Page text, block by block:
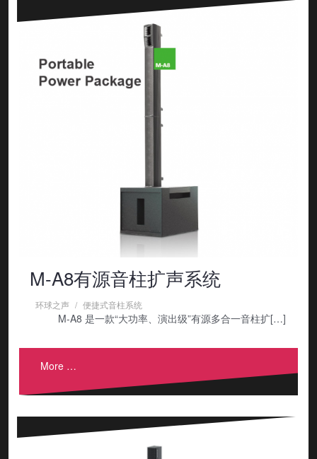
M-A8有源音柱扩声系统
环球之声 便捷式音柱系统
M-A8 是一款“大功率、演出级”有源多合一音柱扩[…]
More …